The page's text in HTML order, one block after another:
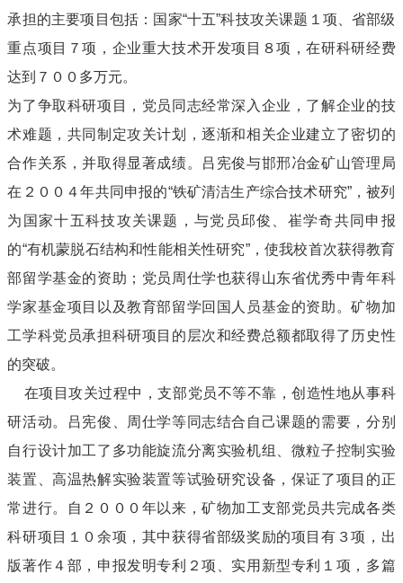
承担的主要项目包括：国家“十五”科技攻关课题１项、省部级
重点项目７项，企业重大技术开发项目８项，在研科研经费
达到７００多万元。
为了争取科研项目，党员同志经常深入企业，了解企业的技
术难题，共同制定攻关计划，逐渐和相关企业建立了密切的
合作关系，并取得显著成绩。吕宪俊与邯邢冶金矿山管理局
在２００４年共同申报的“铁矿清洁生产综合技术研究”，被列
为国家十五科技攻关课题，与党员邱俊、崔学奇共同申报
的“有机蒙脱石结构和性能相关性研究”，使我校首次获得教育
部留学基金的资助；党员周仕学也获得山东省优秀中青年科
学家基金项目以及教育部留学回国人员基金的资助。矿物加
工学科党员承担科研项目的层次和经费总额都取得了历史性
的突破。
在项目攻关过程中，支部党员不等不靠，创造性地从事科
研活动。吕宪俊、周仕学等同志结合自己课题的需要，分别
自行设计加工了多功能旋流分离实验机组、微粒子控制实验
装置、高温热解实验装置等试验研究设备，保证了项目的正
常进行。自２０００年以来，矿物加工支部党员共完成各类
科研项目１０余项，其中获得省部级奖励的项目有３项，出
版著作４部，申报发明专利２项、实用新型专利１项，多篇